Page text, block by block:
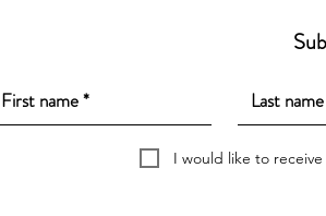
I would like to